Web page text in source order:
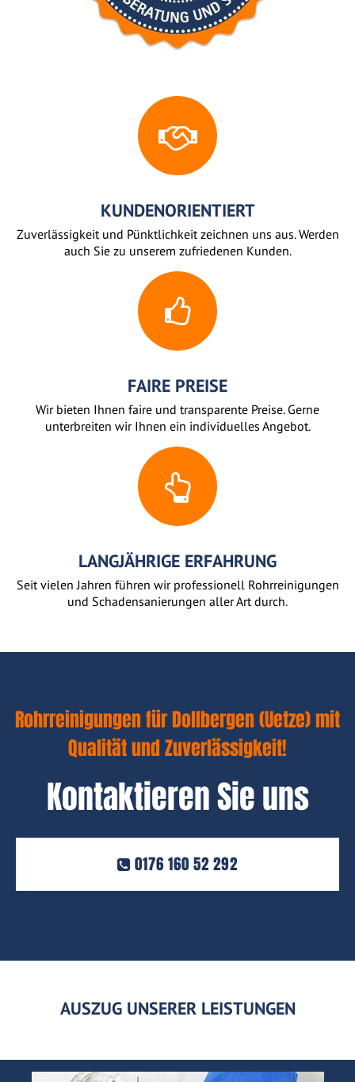
KUNDENORIENTIERT
Zuverlässigkeit und Pünktlichkeit zeichnen uns aus. Werden
auch Sie zu unserem zufriedenen Kunden.
FAIRE PREISE
Wir bieten Ihnen faire und transparente Preise. Gerne
unterbreiten wir Ihnen ein individuelles Angebot.
LANGJÄHRIGE ERFAHRUNG
Seit vielen Jahren führen wir professionell Rohrreinigungen
und Schadensanierungen aller Art durch.
Rohrreinigungen für Dollbergen (Uetze) mit
Qualität und Zuverlässigkeit!
Kontaktieren Sie uns
0176 160 52 292
AUSZUG UNSERER LEISTUNGEN